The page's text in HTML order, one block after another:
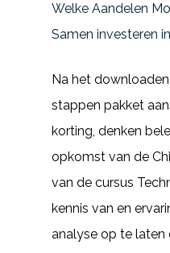
Welke Aandelen
Samen investeren
Na het
stappen pakket
korting, denken
opkomst van de
van de cursus
kennis van en
analyse op te laten